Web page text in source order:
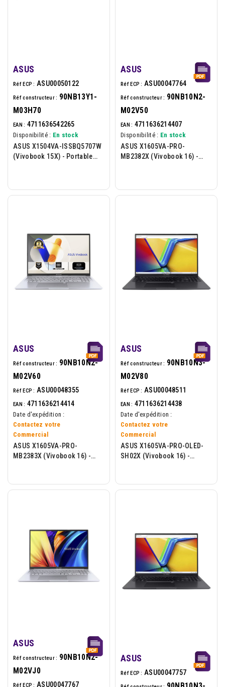
ASUS
Réf ECP : ASU00050122
Réf constructeur : 90NB13Y1-
M03H70
EAN : 4711636542265
Disponibilité : En stock
ASUS X1504VA-ISSBQ5707W
(Vivobook 15X) - Portable
ASUS
Réf ECP : ASU00047764
Réf constructeur : 90NB10N2-
M02V50
EAN : 4711636214407
Disponibilité : En stock
ASUS X1605VA-PRO-
MB2382X (Vivobook 16) -
ASUS
Réf constructeur : 90NB10N2-
M02V60
Réf ECP : ASU00048355
EAN : 4711636214414
Date d'expédition :
Contactez votre
Commercial
ASUS X1605VA-PRO-
MB2383X (Vivobook 16) -
W11P -...
ASUS
Réf constructeur : 90NB10N3-
M02V80
Réf ECP : ASU00048511
EAN : 4711636214438
Date d'expédition :
Contactez votre
Commercial
ASUS X1605VA-PRO-OLED-
SH02X (Vivobook 16) -
-...
ASUS
Réf constructeur : 90NB10N2-
M02VJ0
Réf ECP : ASU00047767
ASUS
Réf ECP : ASU00047757